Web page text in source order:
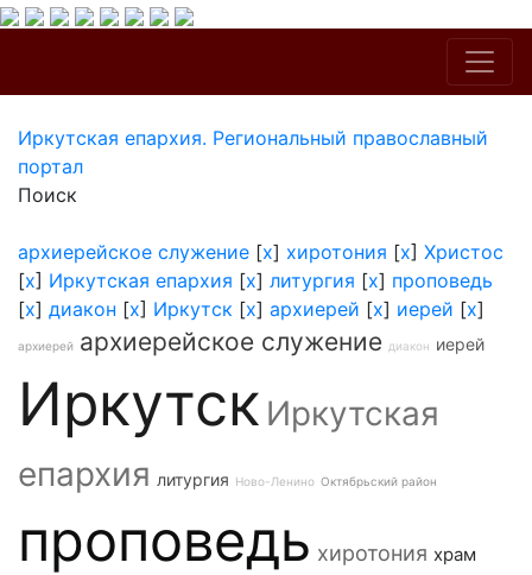
Иркутская епархия. Региональный православный
портал
Поиск
архиерейское служение [x] хиротония [x] Христос
[x] Иркутская епархия [x] литургия [x] проповедь
[x] диакон [x] Иркутск [x] архиерей [x] иерей [x]
архиерей архиерейское служение диакон иерей
Иркутск Иркутская
епархия литургия Ново-Ленино Октябрьский район
проповедь хиротония храм